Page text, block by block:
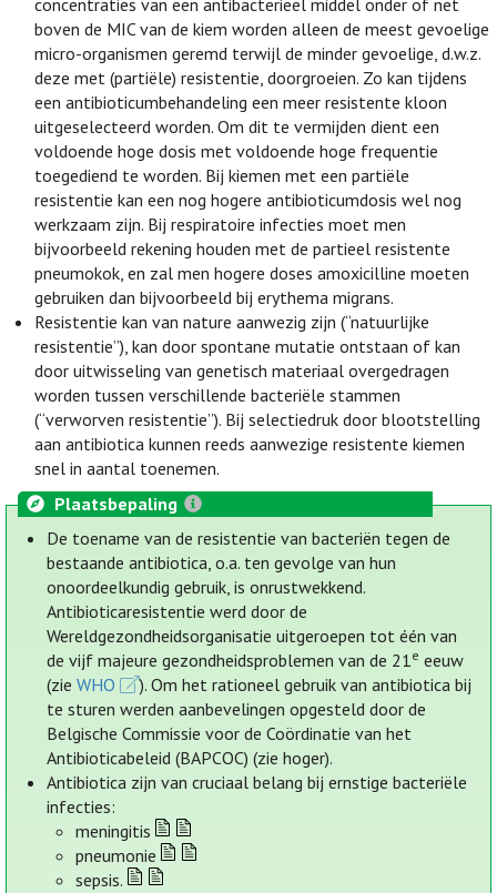
concentraties van een antibacterieel middel onder of net
boven de MIC van de kiem worden alleen de meest gevoelige
micro-organismen geremd terwijl de minder gevoelige, d.w.z.
deze met (partiële) resistentie, doorgroeien. Zo kan tijdens
een antibioticumbehandeling een meer resistente kloon
uitgeselecteerd worden. Om dit te vermijden dient een
voldoende hoge dosis met voldoende hoge frequentie
toegediend te worden. Bij kiemen met een partiële
resistentie kan een nog hogere antibioticumdosis wel nog
werkzaam zijn. Bij respiratoire infecties moet men
bijvoorbeeld rekening houden met de partieel resistente
pneumokok, en zal men hogere doses amoxicilline moeten
gebruiken dan bijvoorbeeld bij erythema migrans.
Resistentie kan van nature aanwezig zijn (“natuurlijke
resistentie”), kan door spontane mutatie ontstaan of kan
door uitwisseling van genetisch materiaal overgedragen
worden tussen verschillende bacteriële stammen
(“verworven resistentie”). Bij selectiedruk door blootstelling
aan antibiotica kunnen reeds aanwezige resistente kiemen
snel in aantal toenemen.
Plaatsbepaling
De toename van de resistentie van bacteriën tegen de
bestaande antibiotica, o.a. ten gevolge van hun
onoordeelkundig gebruik, is onrustwekkend.
Antibioticaresistentie werd door de
Wereldgezondheidsorganisatie uitgeroepen tot één van
de vijf majeure gezondheidsproblemen van de 21e eeuw
(zieWHO
). Om het rationeel gebruik van antibiotica bij
te sturen werden aanbevelingen opgesteld door de
Belgische Commissie voor de Coördinatie van het
Antibioticabeleid (BAPCOC) (zie hoger).
Antibiotica zijn van cruciaal belang bij ernstige bacteriële
infecties:
meningitis
pneumonie
sepsis.